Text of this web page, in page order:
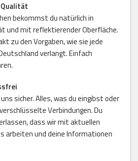
Qualität
bekommst du natürlich in
und mit reflektierender Oberfläche.
zu den Vorgaben, wie sie jede
verlangt. Einfach
sicher. Alles, was du eingibst oder
Verbindungen. Du
dass wir mit aktuellen
arbeiten und deine Informationen